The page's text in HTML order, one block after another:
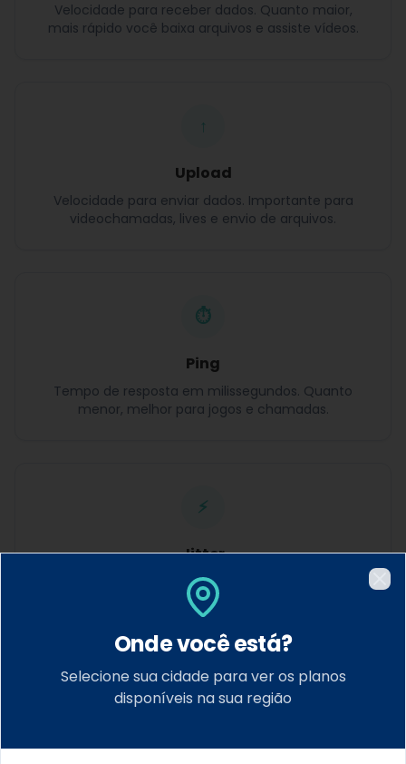
Velocidade para receber dados. Quanto maior,
mais rápido você baixa arquivos e assiste vídeos.
↑
Upload
Velocidade para enviar dados. Importante para
videochamadas, lives e envio de arquivos.
⏱
Ping
Tempo de resposta em milissegundos. Quanto
menor, melhor para jogos e chamadas.
⚡
Jitter
Variação do ping. Quanto menor, mais estável a
conexão para jogos e streaming.
Onde você está?
Selecione sua cidade para ver os planos
disponíveis na sua região